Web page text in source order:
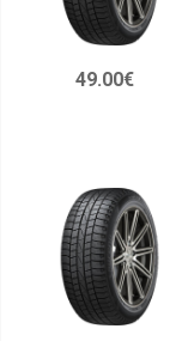
Gislaved
GoodYear
Goodride
Hankook
Horizon
Kormoran
Kumho
49.00€